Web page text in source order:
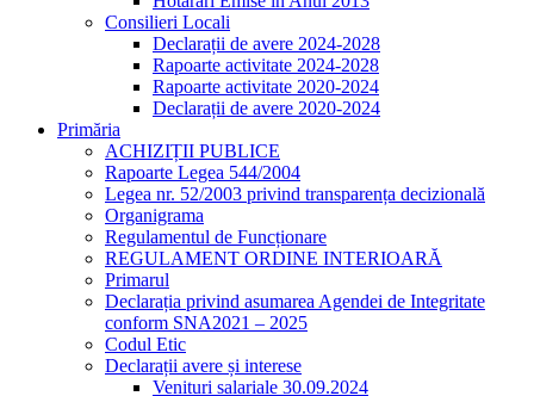
Consilieri Locali
Declarații de avere 2024-2028
Rapoarte activitate 2024-2028
Rapoarte activitate 2020-2024
Declarații de avere 2020-2024
Primăria
ACHIZIȚII PUBLICE
Rapoarte Legea 544/2004
Legea nr. 52/2003 privind transparența decizională
Organigrama
Regulamentul de Funcționare
REGULAMENT ORDINE INTERIOARĂ
Primarul
Declarația privind asumarea Agendei de Integritate
conform SNA2021 – 2025
Codul Etic
Declarații avere și interese
Venituri salariale 30.09.2024